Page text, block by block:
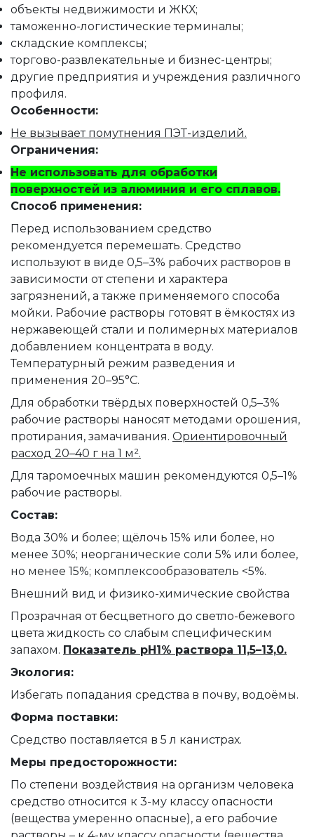
объекты недвижимости и ЖКХ;
таможенно-логистические терминалы;
складские комплексы;
торгово-развлекательные и бизнес-центры;
другие предприятия и учреждения различного
профиля.
Особенности:
Не вызывает помутнения ПЭТ-изделий.
Ограничения:
Не использовать для обработки
поверхностей из алюминия и его сплавов.
Способ применения:
Перед использованием средство
рекомендуется перемешать. Средство
используют в виде 0,5–3% рабочих растворов в
зависимости от степени и характера
загрязнений, а также применяемого способа
мойки. Рабочие растворы готовят в ёмкостях из
нержавеющей стали и полимерных материалов
добавлением концентрата в воду.
Температурный режим разведения и
применения 20–95°C.
Для обработки твёрдых поверхностей 0,5–3%
рабочие растворы наносят методами орошения,
протирания, замачивания. Ориентировочный
расход 20–40 г на 1 м².
Для таромоечных машин рекомендуются 0,5–1%
рабочие растворы.
Состав:
Вода 30% и более; щёлочь 15% или более, но
менее 30%; неорганические соли 5% или более,
но менее 15%; комплексообразователь <5%.
Внешний вид и физико-химические свойства
Прозрачная от бесцветного до светло-бежевого
цвета жидкость со слабым специфическим
запахом. Показатель pH1% раствора 11,5–13,0.
Экология:
Избегать попадания средства в почву, водоёмы.
Форма поставки:
Средство поставляется в 5 л канистрах.
Меры предосторожности:
По степени воздействия на организм человека
средство относится к 3-му классу опасности
(вещества умеренно опасные), а его рабочие